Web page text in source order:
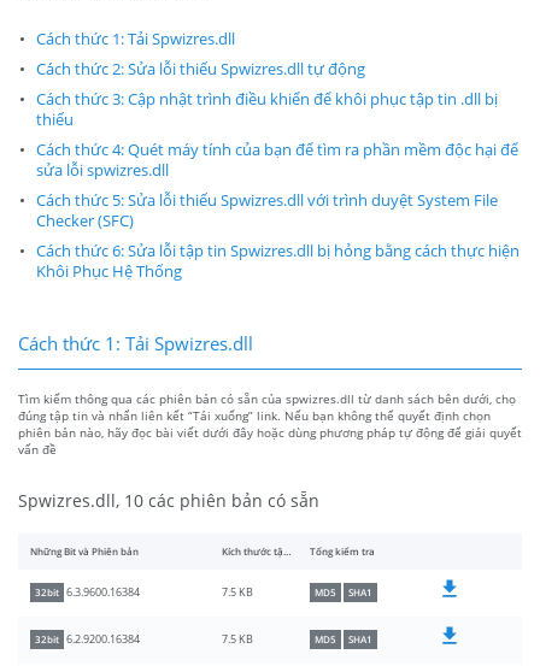
Cách thức 1: Tải Spwizres.dll
Cách thức 2: Sửa lỗi thiếu Spwizres.dll tự động
Cách thức 3: Cập nhật trình điều khiển để khôi phục tập tin .dll bị
thiếu
Cách thức 4: Quét máy tính của bạn để tìm ra phần mềm độc hại để
sửa lỗi spwizres.dll
Cách thức 5: Sửa lỗi thiếu Spwizres.dll với trình duyệt System File
Checker (SFC)
Cách thức 6: Sửa lỗi tập tin Spwizres.dll bị hỏng bằng cách thực hiện
Khôi Phục Hệ Thống
Cách thức 1: Tải Spwizres.dll
Tìm kiếm thông qua các phiên bản có sẵn của spwizres.dll từ danh sách bên dưới, chọ
đúng tập tin và nhấn liên kết “Tải xuống” link. Nếu bạn không thể quyết định chọn
phiên bản nào, hãy đọc bài viết dưới đây hoặc dùng phương pháp tự động để giải quyết
vấn đề
Spwizres.dll, 10 các phiên bản có sẵn
Những Bit và Phiên bản Kích thước tập tin Tổng kiểm tra
32bit 6.3.9600.16384 7.5 KB MD5 SHA1
32bit 6.2.9200.16384 7.5 KB MD5 SHA1